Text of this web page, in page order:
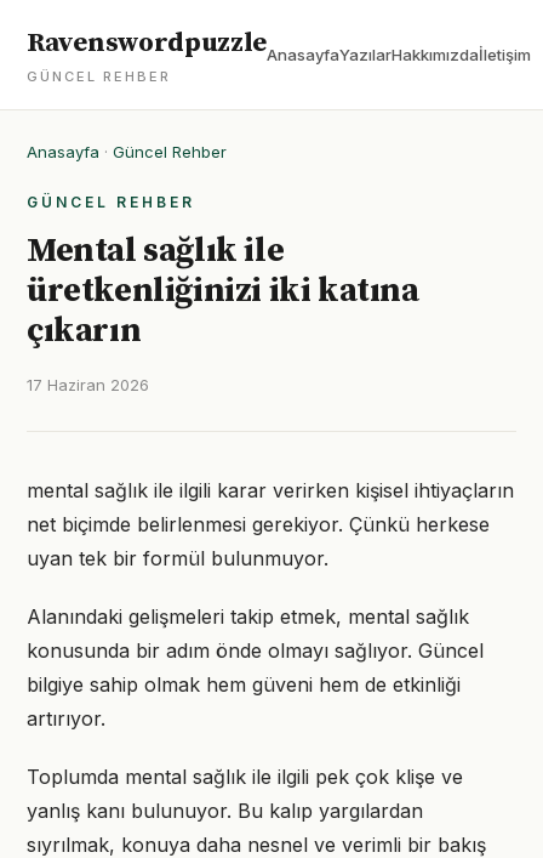
Ravenswordpuzzle
GÜNCEL REHBER
AnasayfaYazılarHakkımızdaİletişim
Anasayfa · Güncel Rehber
GÜNCEL REHBER
Mental sağlık ile
üretkenliğinizi iki katına
çıkarın
17 Haziran 2026
mental sağlık ile ilgili karar verirken kişisel ihtiyaçların
net biçimde belirlenmesi gerekiyor. Çünkü herkese
uyan tek bir formül bulunmuyor.
Alanındaki gelişmeleri takip etmek, mental sağlık
konusunda bir adım önde olmayı sağlıyor. Güncel
bilgiye sahip olmak hem güveni hem de etkinliği
artırıyor.
Toplumda mental sağlık ile ilgili pek çok klişe ve
yanlış kanı bulunuyor. Bu kalıp yargılardan
sıyrılmak, konuya daha nesnel ve verimli bir bakış